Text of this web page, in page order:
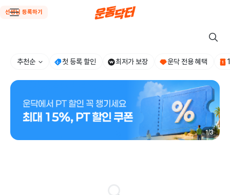
선생님 등록하기
추천순 첫 등록 할인 최저가 보장 운닥 전용 혜택
1/3